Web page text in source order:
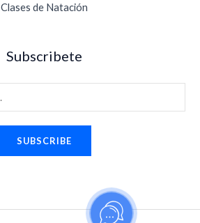
Clases de Natación
Subscribete
SUBSCRIBE